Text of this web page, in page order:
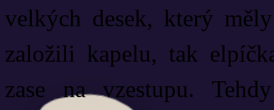
velkých desek, který
založili kapelu, tak
zase na vzestupu.